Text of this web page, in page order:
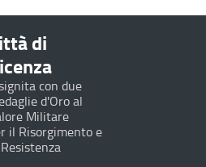
di
con due
d'Oro al
Militare
il Risorgimento e